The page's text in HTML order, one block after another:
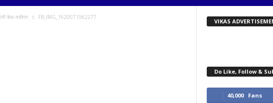
केल तडीपार FB_IMG_1620071062277
VIKAS
Do Like, Follow &
40,000 Fans